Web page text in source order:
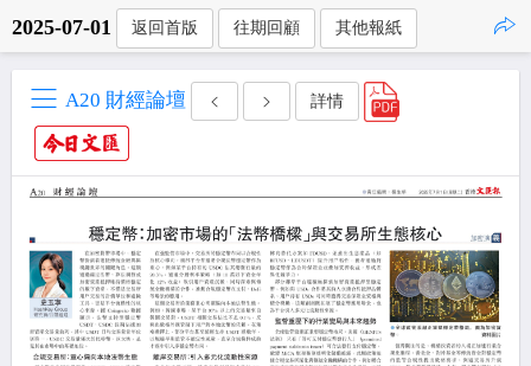
2025-07-01 返回首版 往期回顧 其他報紙
A20 財經論壇 詳情
點擊複製